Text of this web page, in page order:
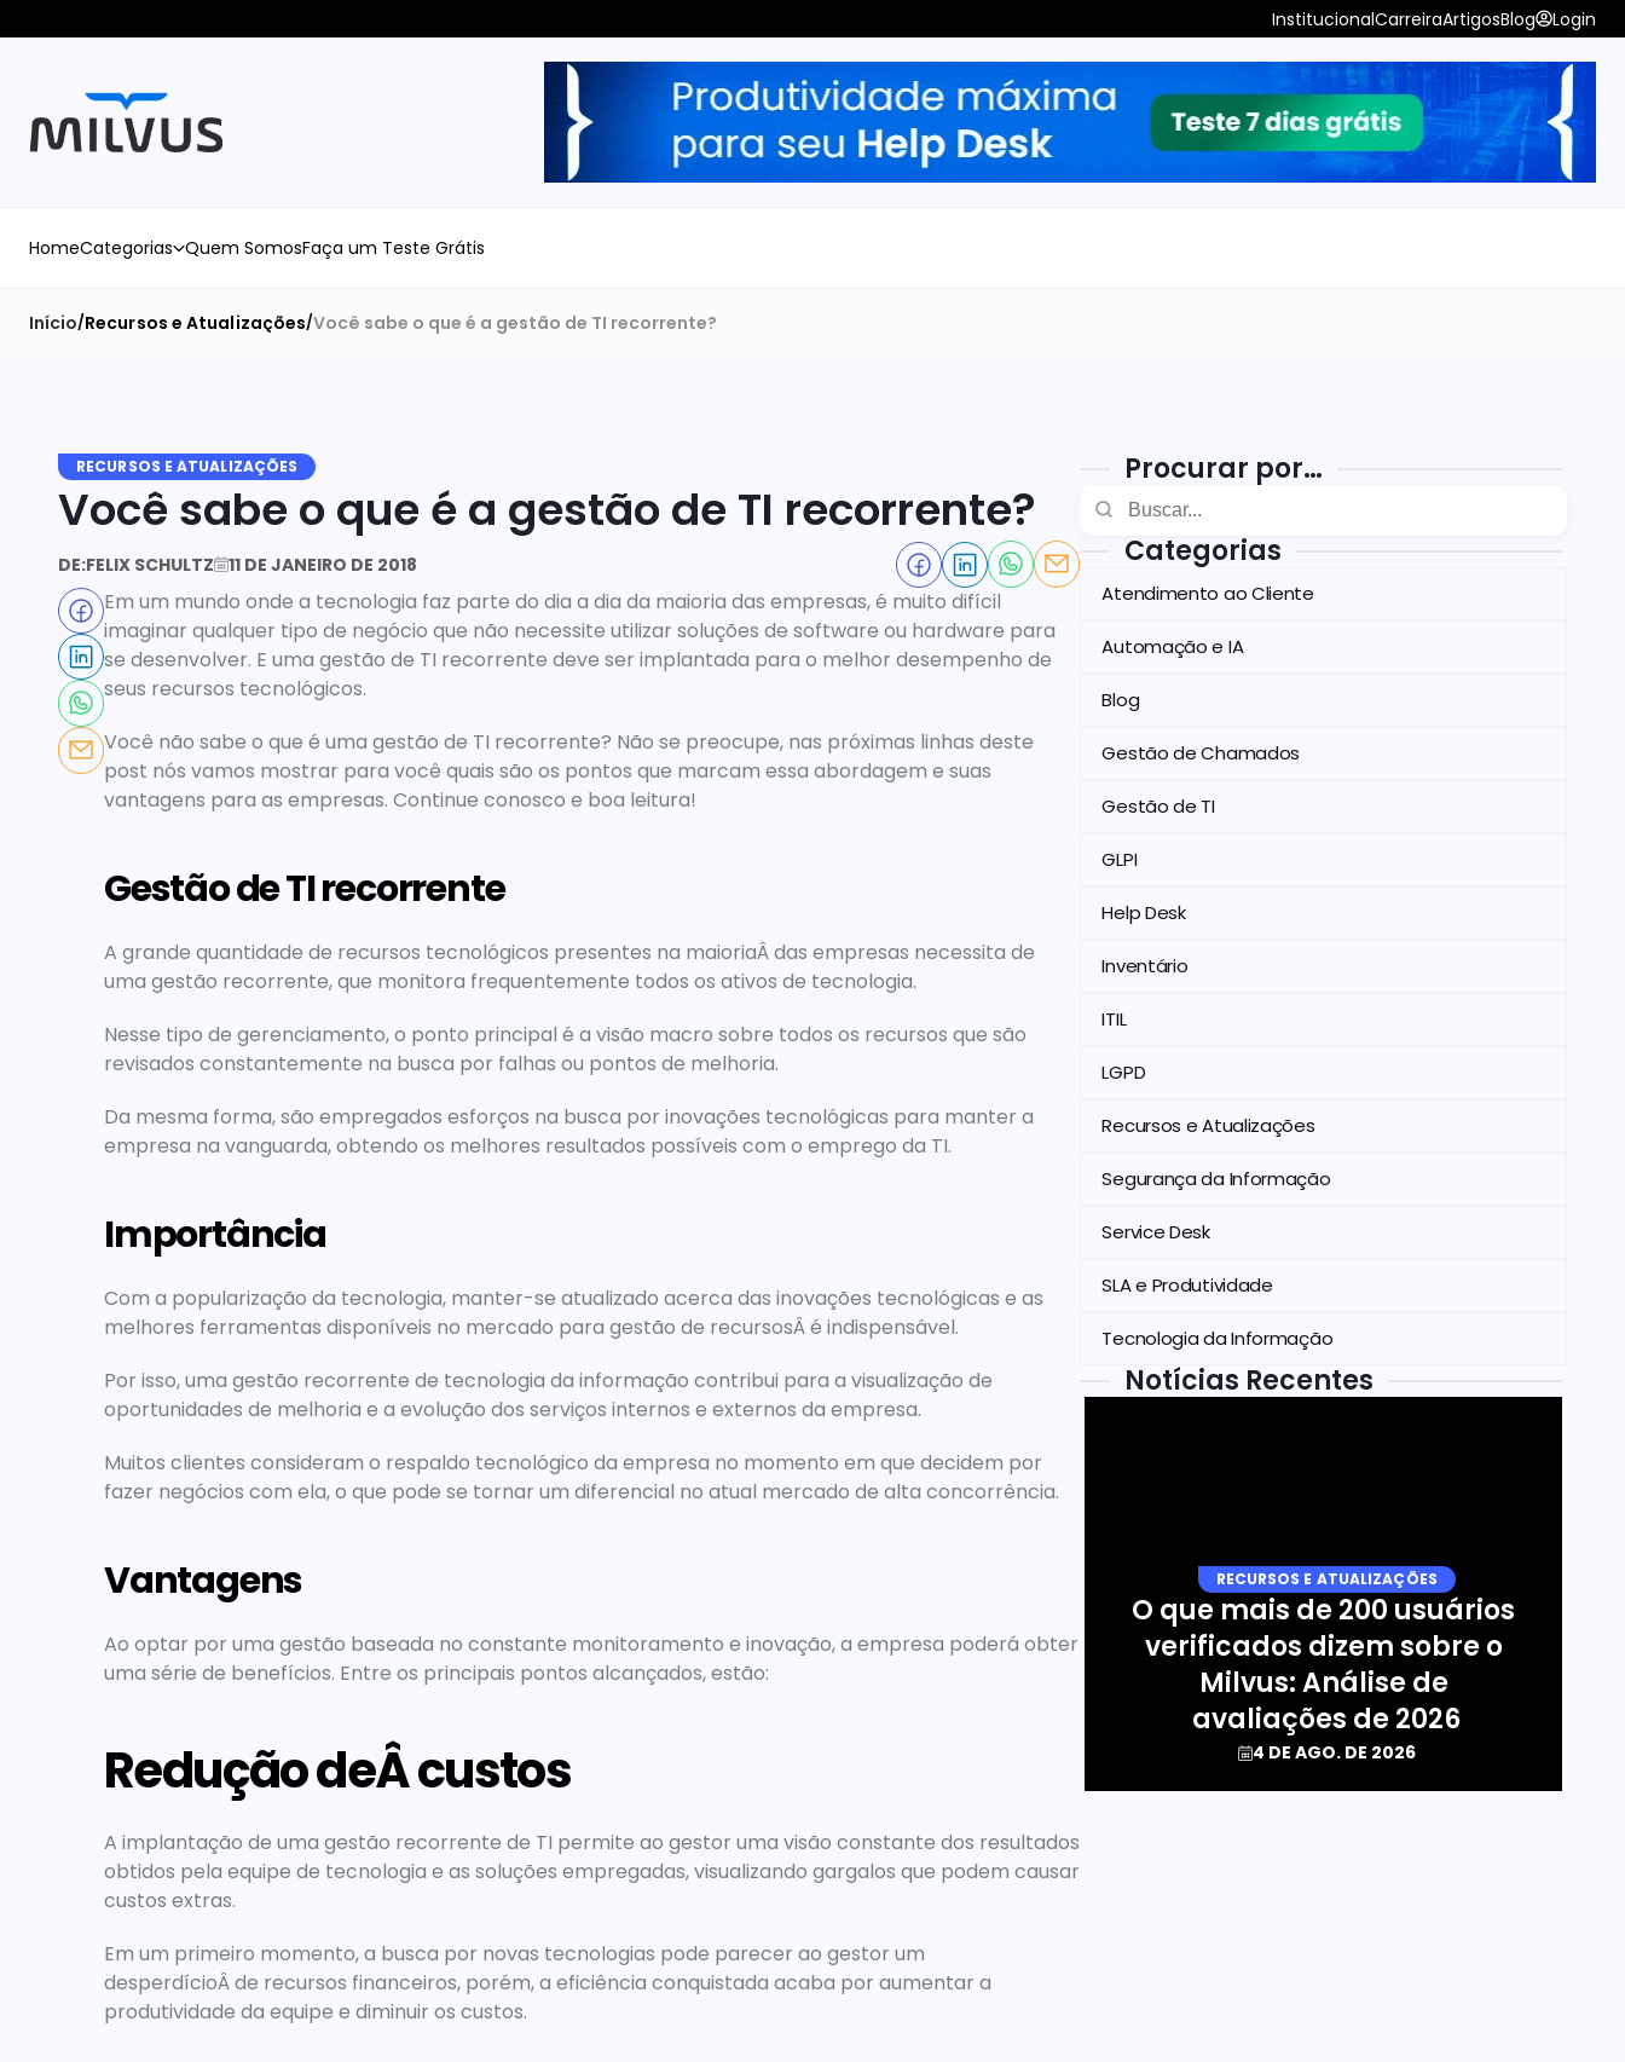
InstitucionalCarreiraArtigosBlog Login
HomeCategorias Quem SomosFaça um Teste Grátis
Início/Recursos e Atualizações/Você sabe o que é a gestão de TI recorrente?
RECURSOS E ATUALIZAÇÕES
Você sabe o que é a gestão de TI recorrente?
DE:FELIX SCHULTZ 11 DE JANEIRO DE 2018
Em um mundo onde a tecnologia faz parte do dia a dia da maioria das empresas, é muito difícil
imaginar qualquer tipo de negócio que não necessite utilizar soluções de software ou hardware para
se desenvolver. E uma gestão de TI recorrente deve ser implantada para o melhor desempenho de
seus recursos tecnológicos.
Você não sabe o que é uma gestão de TI recorrente? Não se preocupe, nas próximas linhas deste
post nós vamos mostrar para você quais são os pontos que marcam essa abordagem e suas
vantagens para as empresas. Continue conosco e boa leitura!
Gestão de TI recorrente
A grande quantidade de recursos tecnológicos presentes na maioriaÂ das empresas necessita de
uma gestão recorrente, que monitora frequentemente todos os ativos de tecnologia.
Nesse tipo de gerenciamento, o ponto principal é a visão macro sobre todos os recursos que são
revisados constantemente na busca por falhas ou pontos de melhoria.
Da mesma forma, são empregados esforços na busca por inovações tecnológicas para manter a
empresa na vanguarda, obtendo os melhores resultados possíveis com o emprego da TI.
Importância
Com a popularização da tecnologia, manter-se atualizado acerca das inovações tecnológicas e as
melhores ferramentas disponíveis no mercado para gestão de recursosÂ é indispensável.
Por isso, uma gestão recorrente de tecnologia da informação contribui para a visualização de
oportunidades de melhoria e a evolução dos serviços internos e externos da empresa.
Muitos clientes consideram o respaldo tecnológico da empresa no momento em que decidem por
fazer negócios com ela, o que pode se tornar um diferencial no atual mercado de alta concorrência.
Vantagens
Ao optar por uma gestão baseada no constante monitoramento e inovação, a empresa poderá obter
uma série de benefícios. Entre os principais pontos alcançados, estão:
Redução deÂ custos
A implantação de uma gestão recorrente de TI permite ao gestor uma visão constante dos resultados
obtidos pela equipe de tecnologia e as soluções empregadas, visualizando gargalos que podem causar
custos extras.
Em um primeiro momento, a busca por novas tecnologias pode parecer ao gestor um
desperdícioÂ de recursos financeiros, porém, a eficiência conquistada acaba por aumentar a
produtividade da equipe e diminuir os custos.
Procurar por…
Categorias
Atendimento ao Cliente
Automação e IA
Blog
Gestão de Chamados
Gestão de TI
GLPI
Help Desk
Inventário
ITIL
LGPD
Recursos e Atualizações
Segurança da Informação
Service Desk
SLA e Produtividade
Tecnologia da Informação
Notícias Recentes
RECURSOS E ATUALIZAÇÕES
O que mais de 200 usuários
verificados dizem sobre o
Milvus: Análise de
avaliações de 2026
4 DE AGO. DE 2026